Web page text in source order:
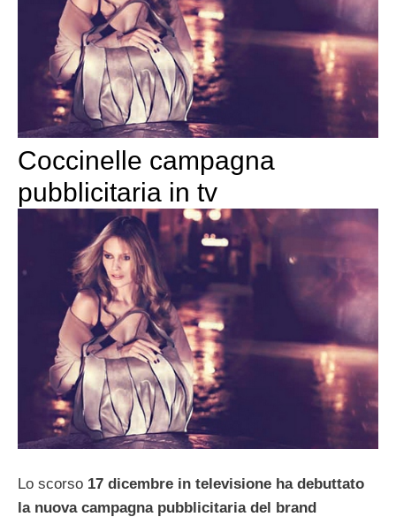
Coccinelle campagna
pubblicitaria in tv
Lo scorso 17 dicembre in televisione ha debuttato
la nuova campagna pubblicitaria del brand